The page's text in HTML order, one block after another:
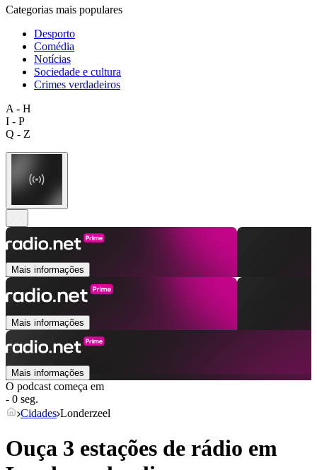
Categorias mais populares
Desporto
Comédia
Notícias
Sociedade e cultura
Crimes verdadeiros
A - H
I - P
Q - Z
Mais informações
Mais informações
Mais informações
O podcast começa em
- 0 seg.
Cidades Londerzeel
Ouça 3 estações de rádio em